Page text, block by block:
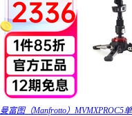
曼富图（Manfrotto）MVMXPROC5